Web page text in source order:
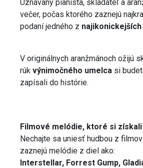
Uznávaný pianista, skladateľ a
večer, počas ktorého zaznejú
podaní jedného z
V originálnych aranžmánoch ožijú
rúkvýnimočného umelca si
zapísali do histórie.
Filmové melódie, ktoré si
Nechajte sa uniesť hudbou z
zaznejú melódie z diel ako:
Interstellar, Forrest Gump,